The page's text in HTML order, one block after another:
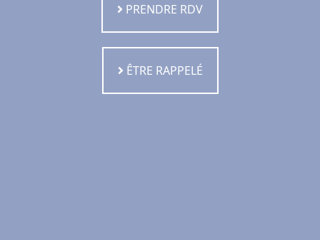
PRENDRE RDV
ÊTRE RAPPELÉ